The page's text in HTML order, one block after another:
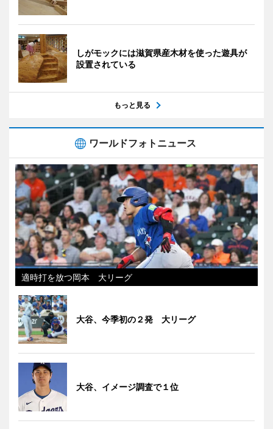
しがモックには滋賀県産木材を使った遊具が
設置されている
もっと見る
ワールドフォトニュース
適時打を放つ岡本 大リーグ
大谷、今季初の２発 大リーグ
大谷、イメージ調査で１位